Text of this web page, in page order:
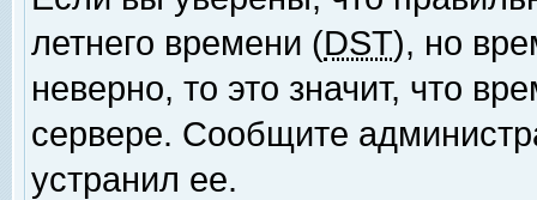
летнего времени (DST), но
неверно, то это значит, что
сервере. Сообщите
устранил ее.